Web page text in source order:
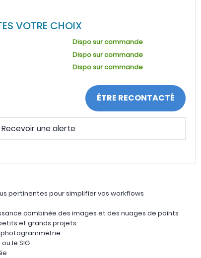
VOTRE CHOIX
Dispo sur commande
Dispo sur commande
Dispo sur commande
ÊTRE RECONTACTÉ
Recevoir une alerte
pertinentes pour simplifier vos workflows
combinée des images et des nuages de points
et grands projets
photogrammétrie
le SIG